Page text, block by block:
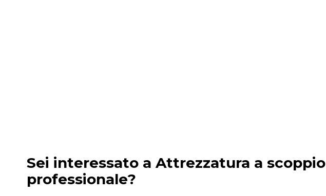
Sei interessato a Attrezzatura a scoppio
professionale?